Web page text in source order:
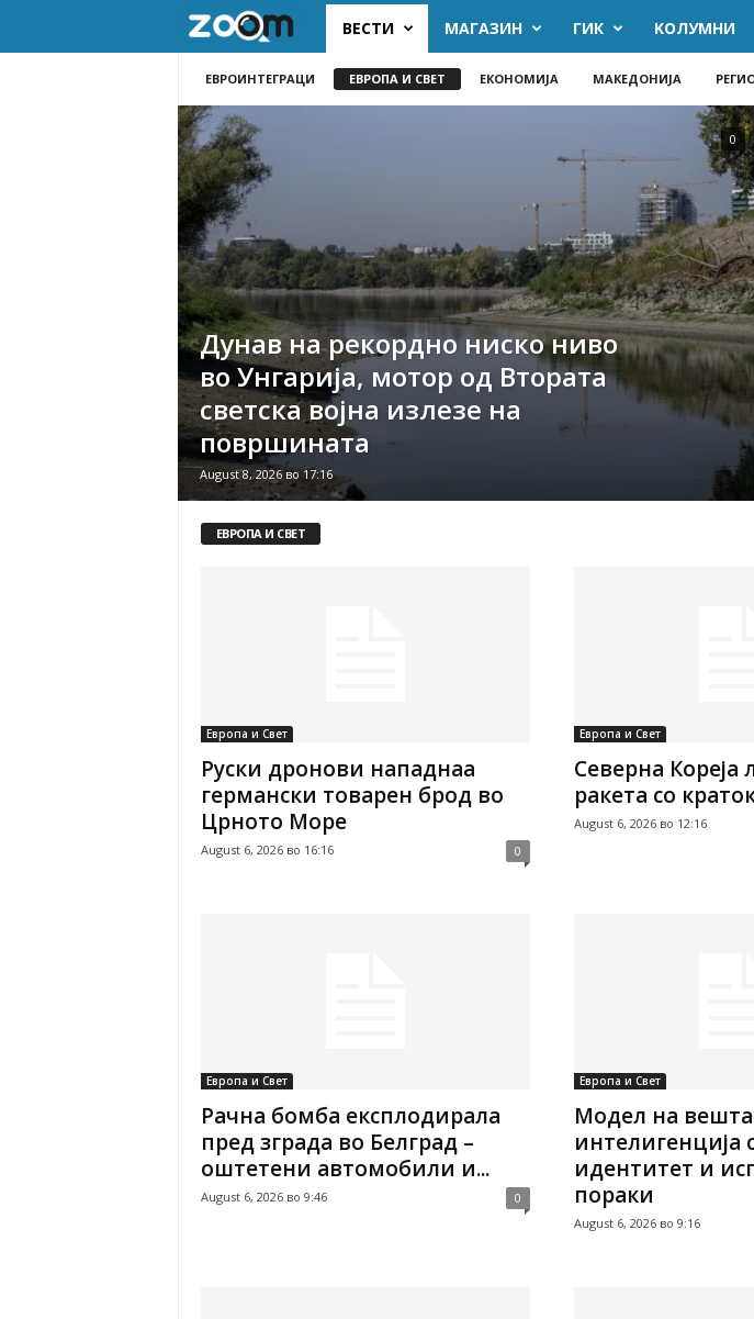
m
k
ВЕСТИ МАГАЗИН ГИК KОЛУМНИ
ЕВРОИНТЕГРАЦИ ЕВРОПА И СВЕТ ЕКОНОМИЈА МАКЕДОНИЈА
Дунав на рекордно ниско ниво
во Унгарија, мотор од Втората
светска војна излезе на
површината
August 8, 2026 во 17:16
0
ЕВРОПА И СВЕТ
Европа и Свет
Руски дронови нападнаа
германски товарен брод во
Црното Море
August 6, 2026 во 16:16 0
Европа и Свет
Северна Кореја
ракета со
August 6, 2026 во 12:16
Европа и Свет
Рачна бомба експлодирала
пред зграда во Белград –
оштетени автомобили и...
August 6, 2026 во 9:46 0
Европа и Свет
Модел на
интелигенција
идентитет и
пораки
August 6, 2026 во 9:16